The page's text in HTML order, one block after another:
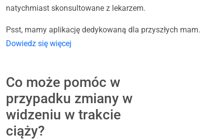
natychmiast skonsultowane z lekarzem.
Psst, mamy aplikację dedykowaną dla przyszłych mam.
Dowiedz się więcej
Co może pomóc w
przypadku zmiany w
widzeniu w trakcie
ciąży?